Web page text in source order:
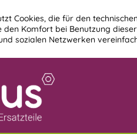
Cookies, die für den
den Komfort bei Benutzung
sozialen Netzwerken